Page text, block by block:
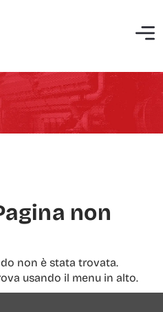
non
non è stata trovata.
usando il menu in alto.
Messa in servizio di centrali elettriche diesel
Analisi delle emissioni sui motori industriali